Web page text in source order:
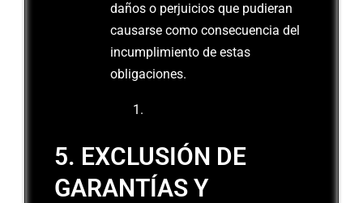
daños o perjuicios que pudieran
causarse como consecuencia del
incumplimiento de estas
obligaciones.
5. EXCLUSIÓN DE
GARANTÍAS Y